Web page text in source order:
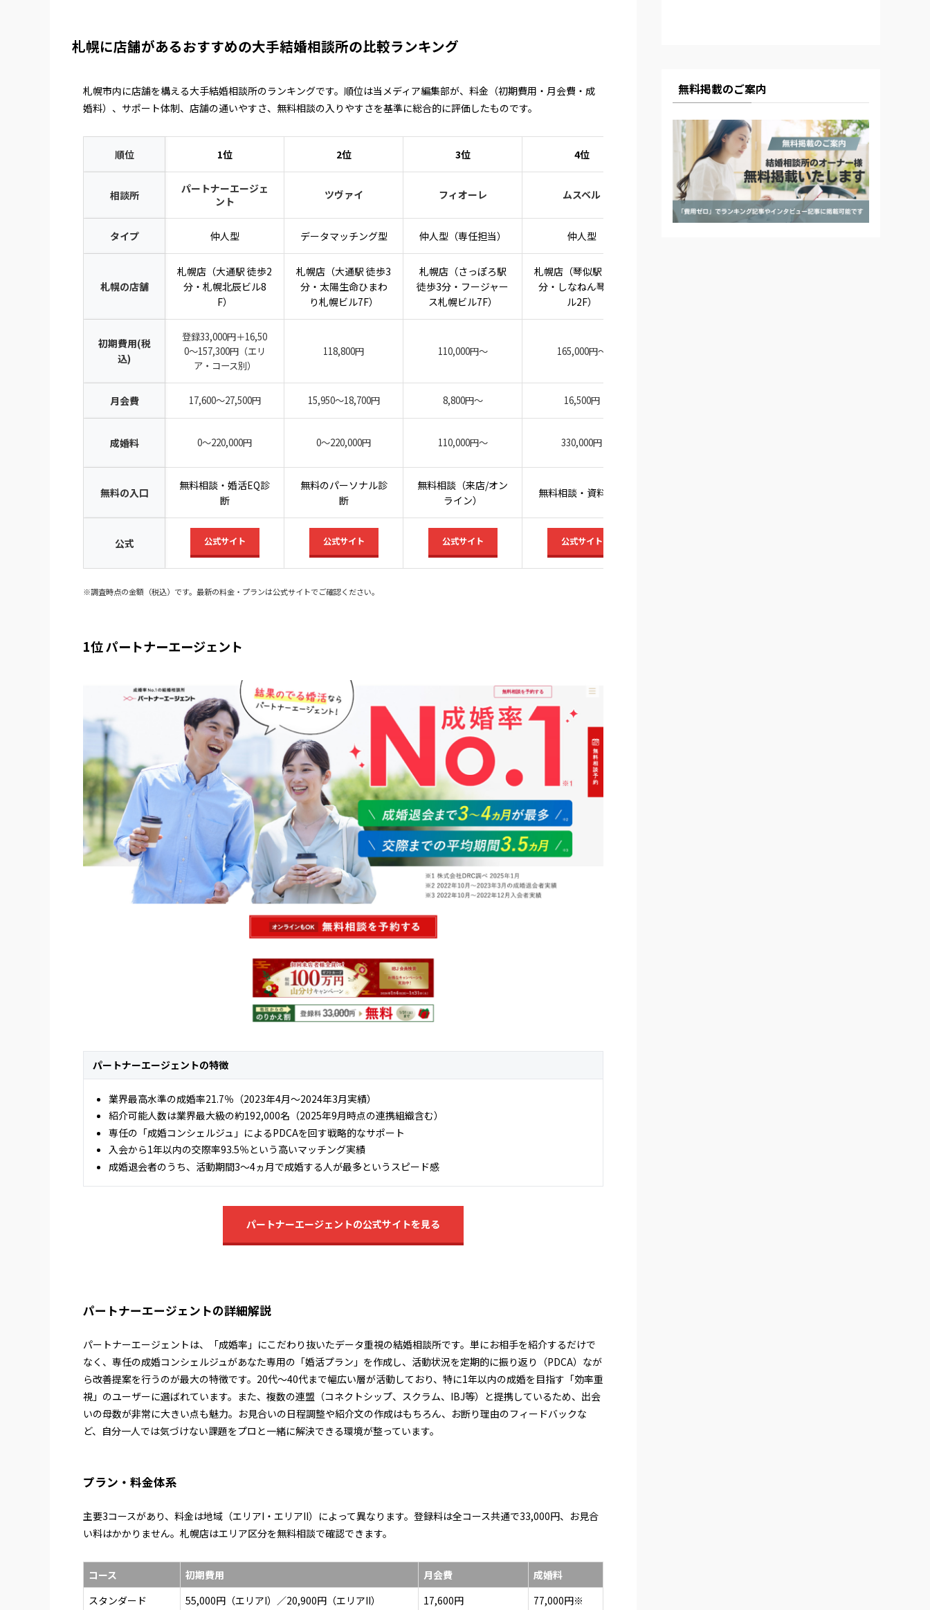
札幌に店舗があるおすすめの大手結婚相談所の比較ランキング
札幌市内に店舗を構える大手結婚相談所のランキングです。順位は当メディア編集部が、料金（初期費用・月会費・成
婚料）、サポート体制、店舗の通いやすさ、無料相談の入りやすさを基準に総合的に評価したものです。
順位 1位 2位 3位 4位 5位
相談所
パートナーエージェ
ント
ツヴァイ フィオーレ ムスベル オーネット
タイプ 仲人型 データマッチング型 仲人型（専任担当） 仲人型
札幌の店舗
札幌店（大通駅 徒歩2
分・札幌北辰ビル8
F）
札幌店（大通駅 徒歩3
分・太陽生命ひまわ
り札幌ビル7F）
札幌店（さっぽろ駅
徒歩3分・フージャー
ス札幌ビル7F）
札幌店（琴似駅 徒歩3
分・しなねん琴似ビ
ル2F）
初期費用(税
込)
登録33,000円＋16,50
0〜157,300円（エリ
ア・コース別）
118,800円 110,000円〜 165,000円〜
月会費 17,600〜27,500円 15,950〜18,700円 8,800円〜 16,500円
成婚料 0〜220,000円 0〜220,000円 110,000円〜 330,000円
無料の入口
無料相談・婚活EQ診
断
無料のパーソナル診
断
無料相談（来店/オン
ライン）
無料相談・資料請求
公式 公式サイト 公式サイト 公式サイト 公式サイト
※調査時点の金額（税込）です。最新の料金・プランは公式サイトでご確認ください。
1位 パートナーエージェント
パートナーエージェントの特徴
業界最高水準の成婚率21.7％（2023年4月～2024年3月実績）
紹介可能人数は業界最大級の約192,000名（2025年9月時点の連携組織含む）
専任の「成婚コンシェルジュ」によるPDCAを回す戦略的なサポート
入会から1年以内の交際率93.5％という高いマッチング実績
成婚退会者のうち、活動期間3〜4ヵ月で成婚する人が最多というスピード感
パートナーエージェントの公式サイトを見る
パートナーエージェントの詳細解説
パートナーエージェントは、「成婚率」にこだわり抜いたデータ重視の結婚相談所です。単にお相手を紹介するだけで
なく、専任の成婚コンシェルジュがあなた専用の「婚活プラン」を作成し、活動状況を定期的に振り返り（PDCA）なが
ら改善提案を行うのが最大の特徴です。20代〜40代まで幅広い層が活動しており、特に1年以内の成婚を目指す「効率重
視」のユーザーに選ばれています。また、複数の連盟（コネクトシップ、スクラム、IBJ等）と提携しているため、出会
いの母数が非常に大きい点も魅力。お見合いの日程調整や紹介文の作成はもちろん、お断り理由のフィードバックな
ど、自分一人では気づけない課題をプロと一緒に解決できる環境が整っています。
プラン・料金体系
主要3コースがあり、料金は地域（エリアI・エリアII）によって異なります。登録料は全コース共通で33,000円、お見合
い料はかかりません。札幌店はエリア区分を無料相談で確認できます。
コース 初期費用 月会費
成婚料
スタンダード
55,000円（エリアI）／20,900円（エリアII） 17,600円 77,000円※
無料掲載のご案内